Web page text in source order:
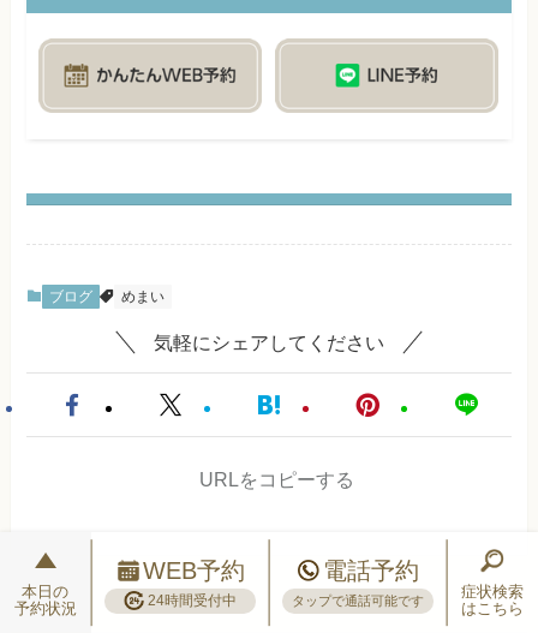
ブログ めまい
気軽にシェアしてください
URLをコピーする
本日の
予約状況
WEB予約
24時間受付中
電話予約
タップで通話可能です
症状検索
はこちら